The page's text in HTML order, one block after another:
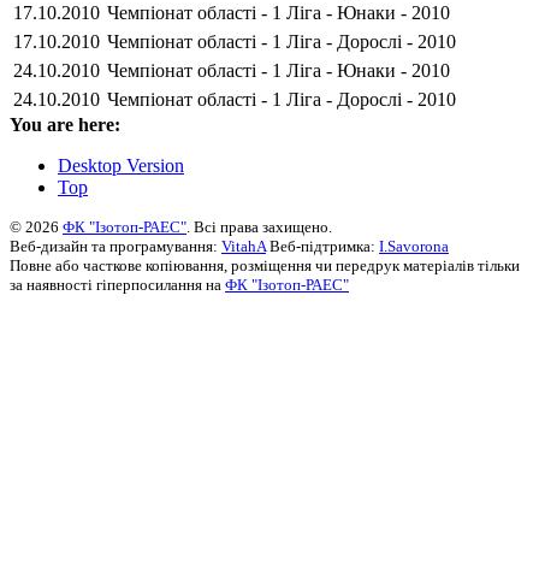
17.10.2010 Чемпіонат області - 1 Ліга - Юнаки - 2010
17.10.2010 Чемпіонат області - 1 Ліга - Дорослі - 2010
24.10.2010 Чемпіонат області - 1 Ліга - Юнаки - 2010
24.10.2010 Чемпіонат області - 1 Ліга - Дорослі - 2010
You are here:
Desktop Version
Top
© 2026 ФК "Ізотоп-РАЕС" . Всі права захищено.
Веб-дизайн та програмування: VitahA Веб-підтримка: I.Savorona
Повне або часткове копіювання, розміщення чи передрук матеріалів тільки
за наявності гіперпосилання на ФК "Ізотоп-РАЕС"